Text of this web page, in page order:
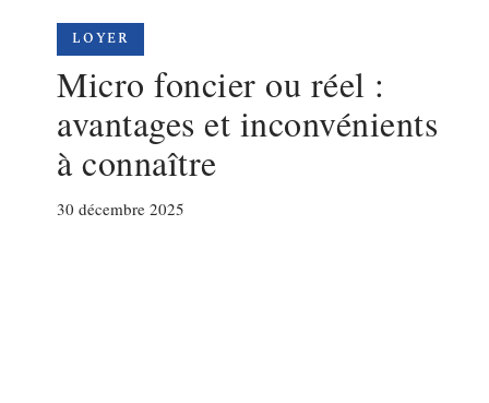
LOYER
Micro foncier ou réel :
avantages et inconvénients
à connaître
30 décembre 2025